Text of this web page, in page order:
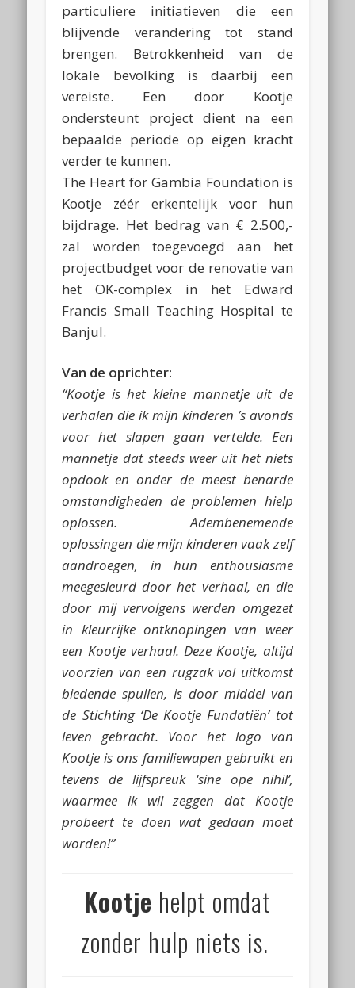
particuliere initiatieven die een
blijvende verandering tot stand
brengen. Betrokkenheid van de
lokale bevolking is daarbij een
vereiste. Een door Kootje
ondersteunt project dient na een
bepaalde periode op eigen kracht
verder te kunnen.
The Heart for Gambia Foundation is
Kootje zéér erkentelijk voor hun
bijdrage. Het bedrag van € 2.500,-
zal worden toegevoegd aan het
projectbudget voor de renovatie van
het OK-complex in het Edward
Francis Small Teaching Hospital te
Banjul.
Van de oprichter:
“Kootje is het kleine mannetje uit de
verhalen die ik mijn kinderen ’s avonds
voor het slapen gaan vertelde. Een
mannetje dat steeds weer uit het niets
opdook en onder de meest benarde
omstandigheden de problemen hielp
oplossen. Adembenemende
oplossingen die mijn kinderen vaak zelf
aandroegen, in hun enthousiasme
meegesleurd door het verhaal, en die
door mij vervolgens werden omgezet
in kleurrijke ontknopingen van weer
een Kootje verhaal. Deze Kootje, altijd
voorzien van een rugzak vol uitkomst
biedende spullen, is door middel van
de Stichting ‘De Kootje Fundatiën’ tot
leven gebracht. Voor het logo van
Kootje is ons familiewapen gebruikt en
tevens de lijfspreuk ‘sine ope nihil’,
waarmee ik wil zeggen dat Kootje
probeert te doen wat gedaan moet
worden!”
Kootje helpt omdat
zonder hulp niets is.